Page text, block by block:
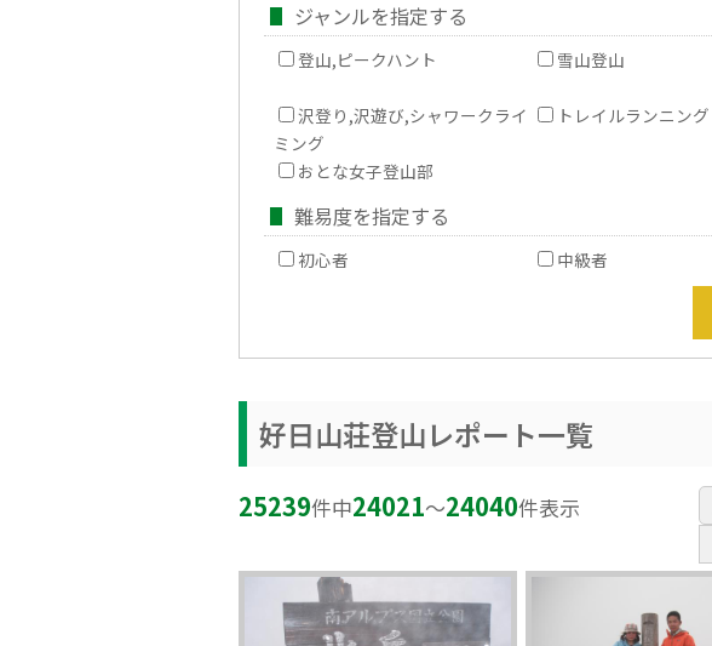
ジャンルを指定する
登山,ピークハント 雪山登山
沢登り,沢遊び,シャワークライ
ミング
トレイルランニング
おとな女子登山部
難易度を指定する
初心者 中級者
好日山荘登山レポート一覧
25239件中24021〜24040件表示